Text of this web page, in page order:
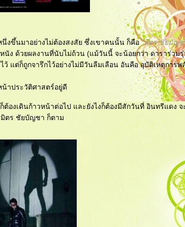
งขึ้นมาอย่างไม่ต้องสงสัย ซึ่งเขาคนนั้น ก็คือ“มิตร ชัยบัญช
นัง ด้วยผลงานที่นับไม่ถ้วน (แม้วันนี้ จะน้อยกว่า ดาราร่วม
แต่ก็ถูกจารึกไว้อย่างไม่มีวันลืมเลือน อันคือ อุบัติเหตุการพ
น้าประวัติศาสตร์อยู่ดี
องเดินก้าวหน้าต่อไป และยังไงก็ต้องมีสักวันที่ อินทรีแดง จ
มิตร ชัยบัญชา ก็ตาม